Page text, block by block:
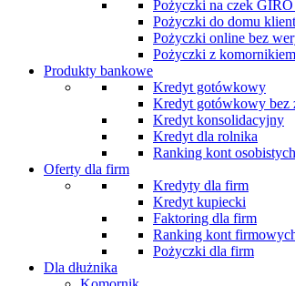
Pożyczki na czek
Pożyczki do domu
Pożyczki online bez
Pożyczki z komornikiem
Produkty bankowe
Kredyt gotówkowy
Kredyt gotówkowy bez
Kredyt konsolidacyjny
Kredyt dla rolnika
Ranking kont osobistych
Oferty dla firm
Kredyty dla firm
Kredyt kupiecki
Faktoring dla firm
Ranking kont
Pożyczki dla firm
Dla dłużnika